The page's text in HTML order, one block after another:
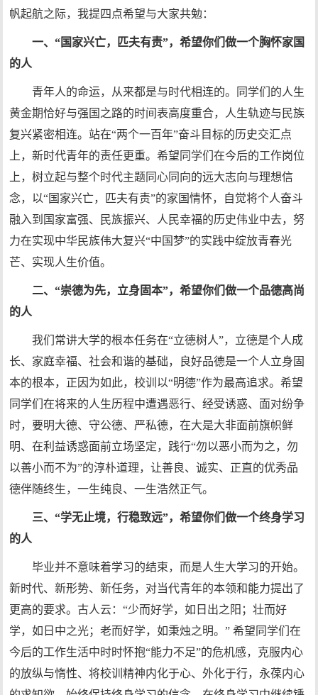
帆起航之际，我提四点希望与大家共勉：
一、“国家兴亡，匹夫有责”，希望你们做一个胸怀家国
的人
青年人的命运，从来都是与时代相连的。同学们的人生
黄金期恰好与强国之路的时间表高度重合，人生轨迹与民族
复兴紧密相连。站在“两个一百年”奋斗目标的历史交汇点
上，新时代青年的责任更重。希望同学们在今后的工作岗位
上，树立起与整个时代主题同心同向的远大志向与理想信
念，以“国家兴亡，匹夫有责”的家国情怀，自觉将个人奋斗
融入到国家富强、民族振兴、人民幸福的历史伟业中去，努
力在实现中华民族伟大复兴“中国梦”的实践中绽放青春光
芒、实现人生价值。
二、“崇德为先，立身固本”，希望你们做一个品德高尚
的人
我们常讲大学的根本任务在“立德树人”，立德是个人成
长、家庭幸福、社会和谐的基础，良好品德是一个人立身固
本的根本，正因为如此，校训以“明德”作为最高追求。希望
同学们在将来的人生历程中遭遇恶行、经受诱惑、面对纷争
时，要明大德、守公德、严私德，在大是大非面前旗帜鲜
明、在利益诱惑面前立场坚定，践行“勿以恶小而为之，勿
以善小而不为”的淳朴道理，让善良、诚实、正直的优秀品
德伴随终生，一生纯良、一生浩然正气。
三、“学无止境，行稳致远”，希望你们做一个终身学习
的人
毕业并不意味着学习的结束，而是人生大学习的开始。
新时代、新形势、新任务，对当代青年的本领和能力提出了
更高的要求。古人云：“少而好学，如日出之阳；壮而好
学，如日中之光；老而好学，如秉烛之明。” 希望同学们在
今后的工作生活中时时怀抱“能力不足”的危机感，克服内心
的放纵与惰性、将校训精神内化于心、外化于行，永葆内心